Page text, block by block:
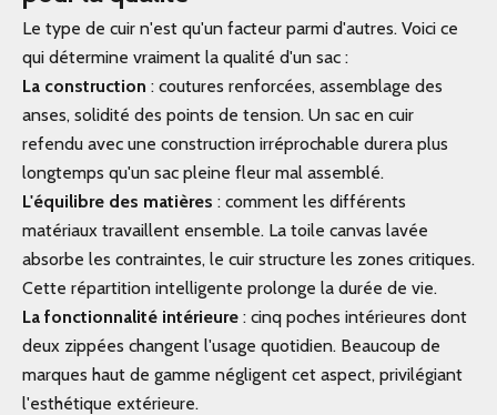
Le type de cuir n'est qu'un facteur parmi d'autres. Voici ce
qui détermine vraiment la qualité d'un sac :
La construction : coutures renforcées, assemblage des
anses, solidité des points de tension. Un sac en cuir
refendu avec une construction irréprochable durera plus
longtemps qu'un sac pleine fleur mal assemblé.
L'équilibre des matières : comment les différents
matériaux travaillent ensemble. La toile canvas lavée
absorbe les contraintes, le cuir structure les zones critiques.
Cette répartition intelligente prolonge la durée de vie.
La fonctionnalité intérieure : cinq poches intérieures dont
deux zippées changent l'usage quotidien. Beaucoup de
marques haut de gamme négligent cet aspect, privilégiant
l'esthétique extérieure.